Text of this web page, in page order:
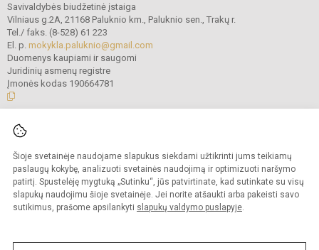
Šioje svetainėje naudojame slapukus siekdami užtikrinti jums teikiamų
paslaugų kokybę, analizuoti svetainės naudojimą ir optimizuoti naršymo
patirtį. Spustelėję mygtuką „Sutinku“, jūs patvirtinate, kad sutinkate su visų
slapukų naudojimu šioje svetainėje. Jei norite atšaukti arba pakeisti savo
sutikimus, prašome apsilankyti slapukų valdymo puslapyje.
Savivaldybės biudžetinė įstaiga
Vilniaus g.2A, 21168 Paluknio km., Paluknio sen., Trakų r.
Tel./ faks. (8-528) 61 223
El. p. mokykla.paluknio@gmail.com
Duomenys kaupiami ir saugomi
Juridinių asmenų registre
Įmonės kodas 190664781
© 2021. Trakų r. Paluknio Longino Komolovskio gimnazija. Visos teisės
Kopijuoti turinį be raštiško gimnazijos administracijos sutikimo griežtai
draudžiama.
Prieinamumo paraiška Slapukų valdymas
Sumanus būdas atnaujinti